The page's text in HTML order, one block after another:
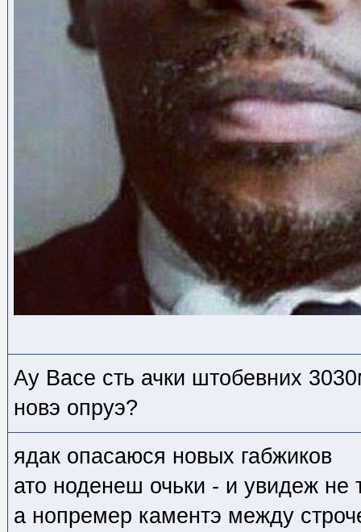
Ау Васе сть ачки штобевних
новэ опруэ?
ядак опасаюся новых габжиков
ато ноденеш очьки - и увидеж
а нопремер каментэ между